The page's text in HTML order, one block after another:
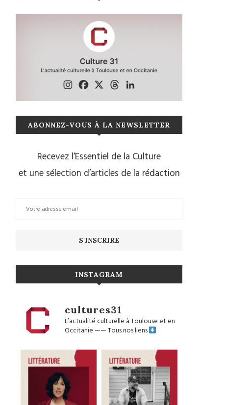
ABONNEZ-VOUS À LA NEWSLETTER
Recevez l’Essentiel de la Culture
et une sélection d’articles de la rédaction
INSTAGRAM
cultures31
L’actualité culturelle à Toulouse et en
Occitanie——Tous nos liens